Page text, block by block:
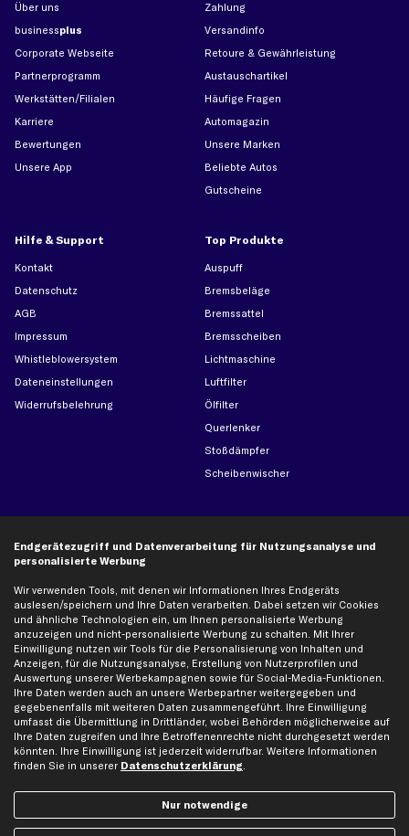
Über uns
businessplus
Corporate Webseite
Partnerprogramm
Werkstätten/Filialen
Karriere
Bewertungen
Unsere App
Zahlung
Versandinfo
Retoure & Gewährleistung
Austauschartikel
Häufige Fragen
Automagazin
Unsere Marken
Beliebte Autos
Gutscheine
Hilfe & Support
Kontakt
Datenschutz
AGB
Impressum
Whistleblowersystem
Dateneinstellungen
Widerrufsbelehrung
Top Produkte
Auspuff
Bremsbeläge
Bremssattel
Bremsscheiben
Lichtmaschine
Luftfilter
Ölfilter
Querlenker
Stoßdämpfer
Scheibenwischer
Audi Ersatzteile
Ford Ersatzteile
Mercedes-Benz Ersatzteile
Opel Ersatzteile
Peugeot Ersatzteile
Renault Ersatzteile
Seat Ersatzteile
Skoda Ersatzteile
VW Ersatzteile
Endgerätezugriff und Datenverarbeitung für Nutzungsanalyse und
personalisierte Werbung
Wir verwenden Tools, mit denen wir Informationen Ihres Endgeräts
auslesen/speichern und Ihre Daten verarbeiten. Dabei setzen wir Cookies
und ähnliche Technologien ein, um Ihnen personalisierte Werbung
anzuzeigen und nicht-personalisierte Werbung zu schalten. Mit Ihrer
Einwilligung nutzen wir Tools für die Personalisierung von Inhalten und
Anzeigen, für die Nutzungsanalyse, Erstellung von Nutzerprofilen und
Auswertung unserer Werbekampagnen sowie für Social-Media-Funktionen.
Ihre Daten werden auch an unsere Werbepartner weitergegeben und
gegebenenfalls mit weiteren Daten zusammengeführt. Ihre Einwilligung
umfasst die Übermittlung in Drittländer, wobei Behörden möglicherweise auf
Ihre Daten zugreifen und Ihre Betroffenenrechte nicht durchgesetzt werden
könnten. Ihre Einwilligung ist jederzeit widerrufbar. Weitere Informationen
finden Sie in unserer Datenschutzerklärung.
Nur notwendige